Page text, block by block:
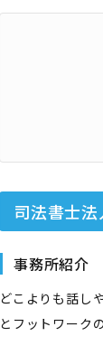
司法書士
事務所紹介
どこよりも話し
とフットワーク